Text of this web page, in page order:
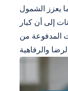
يعزز الشمول
إلى أن كبار
المدفوعة من